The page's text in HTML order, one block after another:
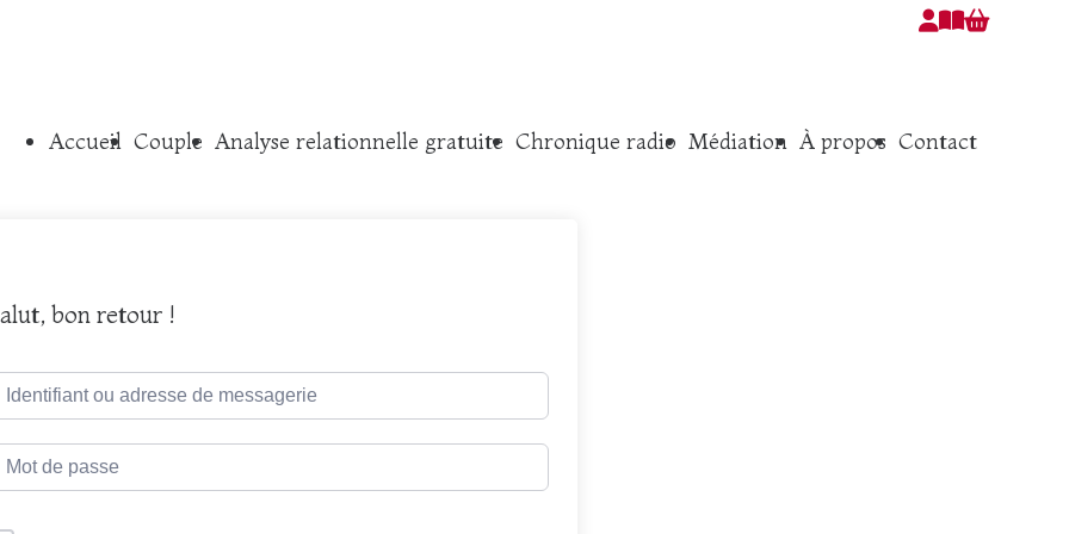
Accueil Couple Analyse relationnelle gratuite Chronique radio Médiation À propos Contact
bon retour !